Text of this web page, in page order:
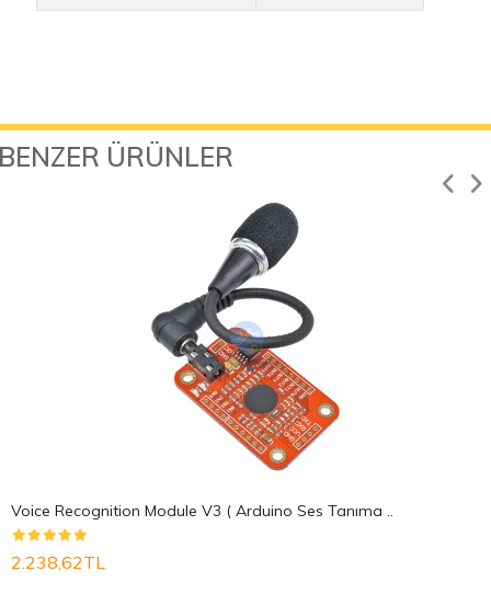
ÜRÜNLER
Voice Recognition Module V3 ( Arduino Ses Tanıma ..
2.238,62TL